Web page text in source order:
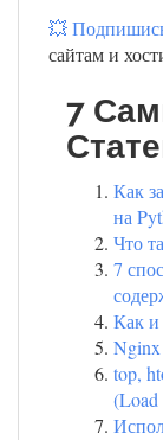
💥
сайтам и
7
Как
на
Что
7
Как и
top,
(Load